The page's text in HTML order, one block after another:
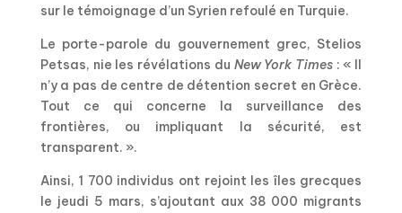
sur le témoignage d’un Syrien refoulé en Turquie.
Le porte-parole du gouvernement grec, Stelios
Petsas, nie les révélations du New York Times: « Il
n’y a pas de centre de détention secret en Grèce.
Tout ce qui concerne la surveillance des
frontières, ou impliquant la sécurité, est
transparent. ».
Ainsi, 1 700 individus ont rejoint les îles grecques
le jeudi 5 mars, s’ajoutant aux 38 000 migrants